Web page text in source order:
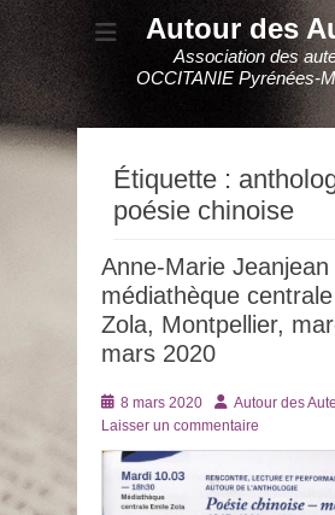
Autour des
Association des
OCCITANIE Pyrénées-
Étiquette :
poésie chinoise
Anne-Marie Jeanjean
médiathèque
Zola, Montpellier,
mars 2020
Posté
le
8 mars 2020 AuteurAutour des
Laisser un commentaire